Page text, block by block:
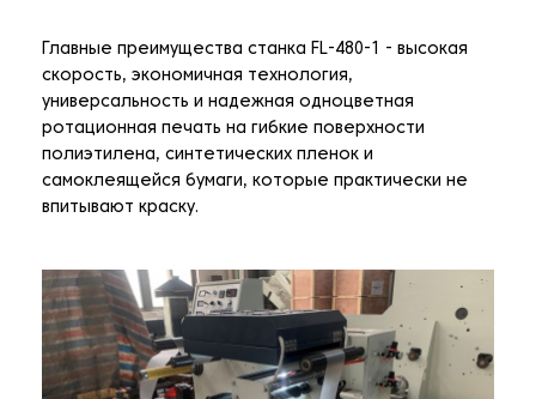
Главные преимущества станка FL-480-1 - высокая
скорость, экономичная технология,
универсальность и надежная одноцветная
ротационная печать на гибкие поверхности
полиэтилена, синтетических пленок и
самоклеящейся бумаги, которые практически не
впитывают краску.